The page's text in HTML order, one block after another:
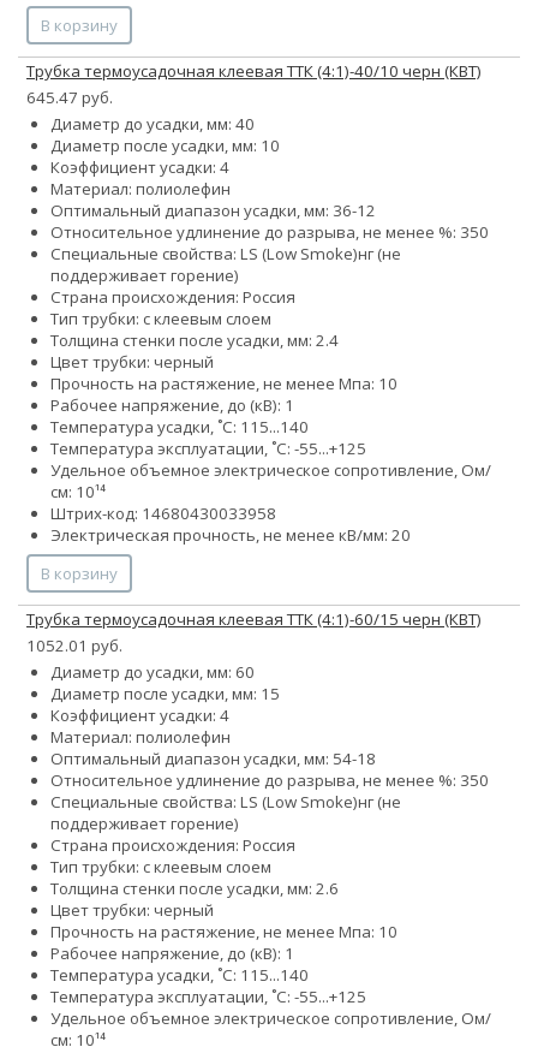
В корзину
Трубка термоусадочная клеевая ТТК (4:1)-40/10 черн (КВТ)
645.47 руб.
Диаметр до усадки, мм: 40
Диаметр после усадки, мм: 10
Коэффициент усадки: 4
Материал: полиолефин
Оптимальный диапазон усадки, мм: 36-12
Относительное удлинение до разрыва, не менее %: 350
Специальные свойства: LS (Low Smoke)нг (не
поддерживает горение)
Страна происхождения: Россия
Тип трубки: с клеевым слоем
Толщина стенки после усадки, мм: 2.4
Цвет трубки: черный
Прочность на растяжение, не менее Мпа: 10
Рабочее напряжение, до (кВ): 1
Температура усадки, ˚С: 115...140
Температура эксплуатации, ˚С: -55...+125
Удельное объемное электрическое сопротивление, Ом/
см: 10¹⁴
Штрих-код: 14680430033958
Электрическая прочность, не менее кВ/мм: 20
В корзину
Трубка термоусадочная клеевая ТТК (4:1)-60/15 черн (КВТ)
1052.01 руб.
Диаметр до усадки, мм: 60
Диаметр после усадки, мм: 15
Коэффициент усадки: 4
Материал: полиолефин
Оптимальный диапазон усадки, мм: 54-18
Относительное удлинение до разрыва, не менее %: 350
Специальные свойства: LS (Low Smoke)нг (не
поддерживает горение)
Страна происхождения: Россия
Тип трубки: с клеевым слоем
Толщина стенки после усадки, мм: 2.6
Цвет трубки: черный
Прочность на растяжение, не менее Мпа: 10
Рабочее напряжение, до (кВ): 1
Температура усадки, ˚С: 115...140
Температура эксплуатации, ˚С: -55...+125
Удельное объемное электрическое сопротивление, Ом/
см: 10¹⁴